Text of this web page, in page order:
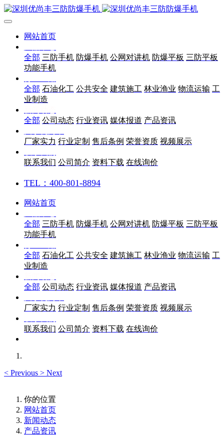
网站首页
全部 三防手机 防爆手机 公网对讲机 防爆平板 三防平板
功能手机
全部 石油化工 公共安全 建筑施工 林业渔业 物流运输 工
业制造
全部 公司动态 行业资讯 媒体报道 产品资讯
厂家实力 行业定制 售后条例 荣誉资质 视频展示
联系我们 公司简介 资料下载 在线询价
TEL：400-801-8894
网站首页
全部 三防手机 防爆手机 公网对讲机 防爆平板 三防平板
功能手机
全部 石油化工 公共安全 建筑施工 林业渔业 物流运输 工
业制造
全部 公司动态 行业资讯 媒体报道 产品资讯
厂家实力 行业定制 售后条例 荣誉资质 视频展示
联系我们 公司简介 资料下载 在线询价
< Previous > Next
你的位置
网站首页
新闻动态
产品资讯